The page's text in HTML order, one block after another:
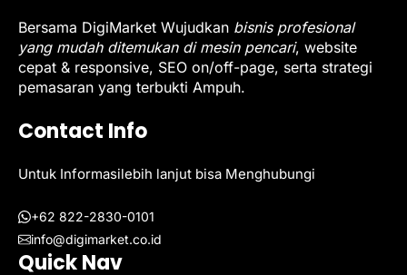
Bersama DigiMarket Wujudkan bisnis profesional
yang mudah ditemukan di mesin pencari, website
cepat & responsive, SEO on/off-page, serta strategi
pemasaran yang terbukti Ampuh.
Contact Info
Untuk Informasilebih lanjut bisa Menghubungi
+62 822-2830-0101
info@digimarket.co.id
Quick Nav